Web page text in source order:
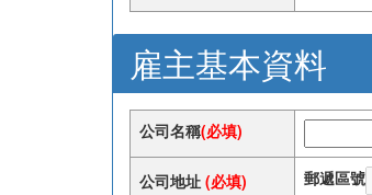
雇主基本資料
公司名稱(必填)
公司地址 (必填) 郵遞區號